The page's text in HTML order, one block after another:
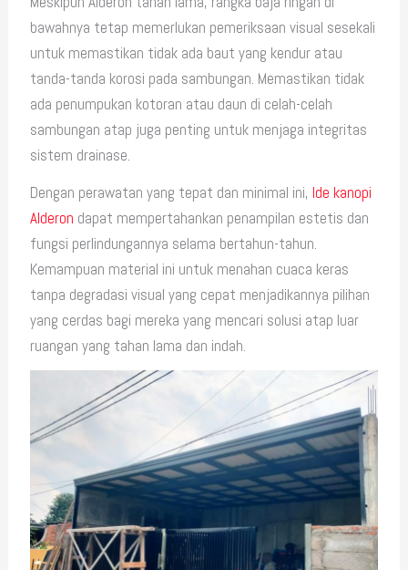
bawahnya tetap memerlukan pemeriksaan visual sesekali
untuk memastikan tidak ada baut yang kendur atau
tanda-tanda korosi pada sambungan. Memastikan tidak
ada penumpukan kotoran atau daun di celah-celah
sambungan atap juga penting untuk menjaga integritas
sistem drainase.
Dengan perawatan yang tepat dan minimal ini,Ide kanopi
Alderon dapat mempertahankan penampilan estetis dan
fungsi perlindungannya selama bertahun-tahun.
Kemampuan material ini untuk menahan cuaca keras
tanpa degradasi visual yang cepat menjadikannya pilihan
yang cerdas bagi mereka yang mencari solusi atap luar
ruangan yang tahan lama dan indah.